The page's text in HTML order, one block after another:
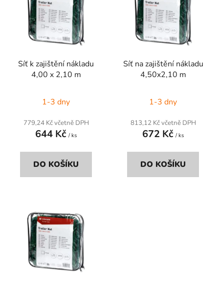
Síť k zajištění nákladu
4,00 x 2,10 m
1-3 dny
779,24 Kč včetně DPH
644 Kč / ks
DO KOŠÍKU
Síť na zajištění nákladu
4,50x2,10 m
1-3 dny
813,12 Kč včetně DPH
672 Kč / ks
DO KOŠÍKU